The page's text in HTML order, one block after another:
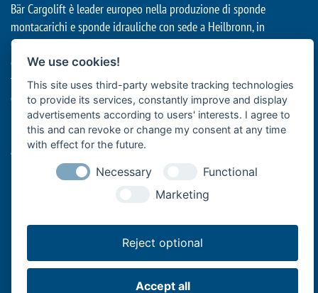
Bär Cargolift è leader europeo nella produzione di sponde
montacarichi e sponde idrauliche con sede a Heilbronn, in
Germania. L'azienda a conduzione familiare con oltre 40 anni di
esperienza è fornitore premium e leader nell'innovazione per il
trasporto efficiente di merci con veicoli commerciali. I suoi sistemi
di sollevamento montati sul retro dei veicoli supportano la
logistica professionale di alimenti e bevande con autocarri e
rimorchi, il trasporto a lunga distanza con semirimorchi, le imprese
artigiane con furgoni o le aziende di spedizione e logistica
nell'ultimo miglio.
Bär Cargolift - Lifting Performance.
We use cookies!
This site uses third-party website tracking technologies
to provide its services, constantly improve and display
advertisements according to users' interests. I agree to
this and can revoke or change my consent at any time
with effect for the future.
Necessary
Functional
Marketing
Reject optional
Accept all